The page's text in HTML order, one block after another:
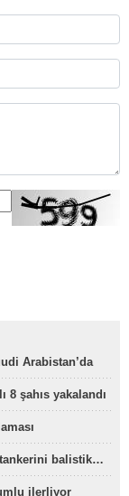
Arabistan’da
8 şahıs yakalandı
tankerini balistik…
ilerliyor